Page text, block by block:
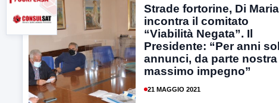
Strade fortorine, Di Maria
incontra il comitato
“Viabilità Negata”. Il
Presidente: “Per anni
annunci, da parte nostra
massimo impegno”
21 MAGGIO 2021